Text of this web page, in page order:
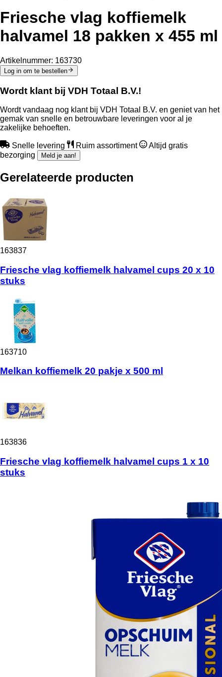
Friesche vlag koffiemelk
halvamel 18 pakken x 455 ml
Artikelnummer: 163730
Log in om te bestellen
Wordt klant bij VDH Totaal B.V.!
Wordt vandaag nog klant bij VDH Totaal B.V. en geniet van het
gemak van snelle en betrouwbare leveringen voor al je
zakelijke behoeften.
Snelle levering Ruim assortiment
Altijd gratis
bezorging
Meld je aan!
Gerelateerde producten
163837
Friesche vlag koffiemelk halvamel cups 20 x 10
stuks
163710
Melkan koffiemelk 20 pakje x 500 ml
163836
Friesche vlag koffiemelk halvamel cups 1 x 10
stuks